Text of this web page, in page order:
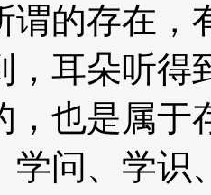
谓的存在，
，耳朵听得
，也是属于
学问、学识